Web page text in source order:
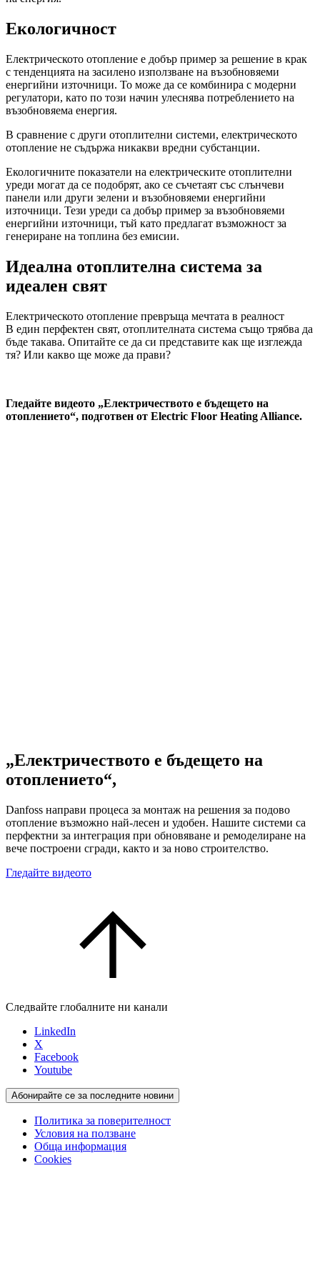
Екологичност
Електрическото отопление е добър пример за решение в крак
с тенденцията на засилено използване на възобновяеми
енергийни източници. То може да се комбинира с модерни
регулатори, като по този начин улеснява потреблението на
възобновяема енергия.
В сравнение с други отоплителни системи, електрическото
отопление не съдържа никакви вредни субстанции.
Екологичните показатели на електрическите отоплителни
уреди могат да се подобрят, ако се съчетаят със слънчеви
панели или други зелени и възобновяеми енергийни
източници. Тези уреди са добър пример за възобновяеми
енергийни източници, тъй като предлагат възможност за
генериране на топлина без емисии.
Идеална отоплителна система за
идеален свят
Електрическото отопление превръща мечтата в реалност
В един перфектен свят, отоплителната система също трябва да
бъде такава. Опитайте се да си представите как ще изглежда
тя? Или какво ще може да прави?
Гледайте видеото „Електричеството е бъдещето на
отоплението“, подготвен от Electric Floor Heating Alliance.
„Електричеството е бъдещето на
отоплението“,
Danfoss направи процеса за монтаж на решения за подово
отопление възможно най-лесен и удобен. Нашите системи са
перфектни за интеграция при обновяване и ремоделиране на
вече построени сгради, както и за ново строителство.
Гледайте видеото
Следвайте глобалните ни канали
LinkedIn
X
Facebook
Youtube
Абонирайте се за последните новини
Политика за поверителност
Условия на ползване
Обща информация
Cookies